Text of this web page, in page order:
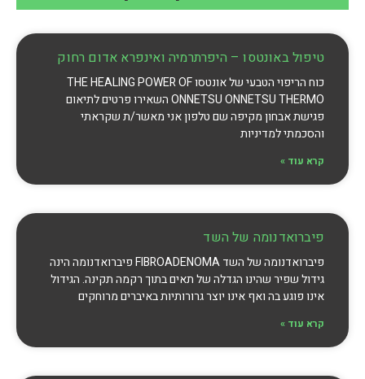
טיפול באונטסו – היפרתרמיה ואינפרא אדום רחוק
כוח הריפוי הטבעי של אונטסו THE HEALING POWER OF
ONNETSU ONNETSU THERMO השאירו פרטים לתיאום
פגישת אבחון מקיפה שם טלפון אני מאשר/ת שקראתי
והסכמתי למדיניות
קרא עוד »
פיברואדנומה של השד
פיברואדנומה של השד FIBROADENOMA פיברואדנומה הינה
גידול שפיר שהינו הגדלה של תאים בתוך רקמה תקינה. הגידול
אינו פוגע בה ואף אינו יוצר גרורותיות באיברים מרוחקים
קרא עוד »